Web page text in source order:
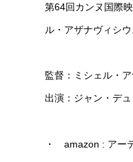
第64回カンヌ国際
ル・アザナヴィシ
監督：ミシェル・
出演：ジャン・デ
・ amazon : アー